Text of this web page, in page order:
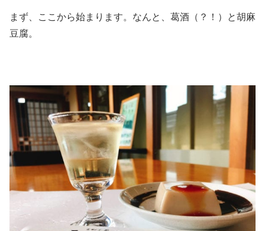
まず、ここから始まります。なんと、葛酒（？！）と胡麻
豆腐。